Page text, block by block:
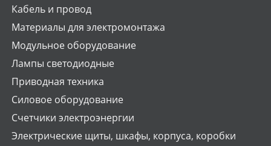
Кабель и провод
Материалы для электромонтажа
Модульное оборудование
Лампы светодиодные
Приводная техника
Силовое оборудование
Счетчики электроэнергии
Электрические щиты, шкафы, корпуса, коробки